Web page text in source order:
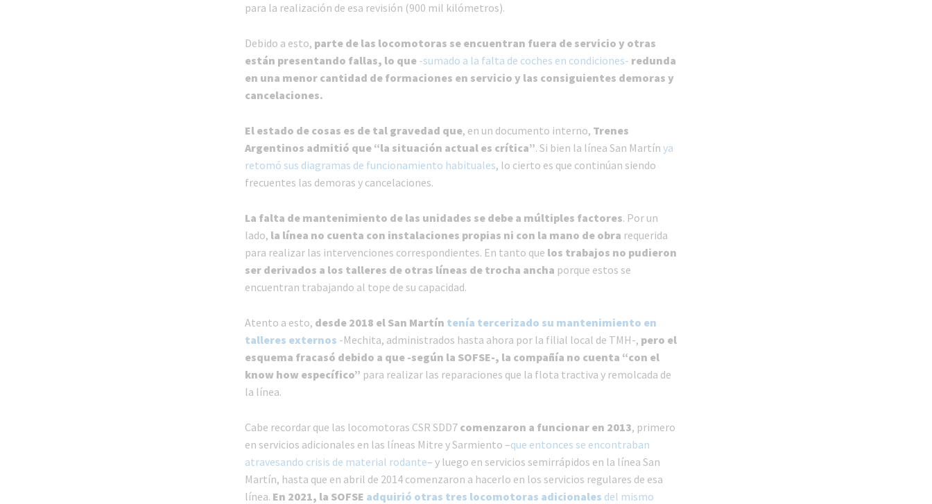
para la realización de esa revisión (900 mil kilómetros).
Debido a esto, parte de las locomotoras se encuentran fuera de servicio y otras
están presentando fallas, lo que -sumado a la falta de coches en condiciones- redunda
en una menor cantidad de formaciones en servicio y las consiguientes demoras y
cancelaciones.
El estado de cosas es de tal gravedad que, en un documento interno, Trenes
Argentinos admitió que “la situación actual es crítica”. Si bien la línea San Martín ya
retomó sus diagramas de funcionamiento habituales, lo cierto es que continúan siendo
frecuentes las demoras y cancelaciones.
La falta de mantenimiento de las unidades se debe a múltiples factores. Por un
lado, la línea no cuenta con instalaciones propias ni con la mano de obra requerida
para realizar las intervenciones correspondientes. En tanto que los trabajos no pudieron
ser derivados a los talleres de otras líneas de trocha ancha porque estos se
encuentran trabajando al tope de su capacidad.
Atento a esto, desde 2018 el San Martín tenía tercerizado su mantenimiento en
talleres externos -Mechita, administrados hasta ahora por la filial local de TMH-, pero el
esquema fracasó debido a que -según la SOFSE-, la compañía no cuenta “con el
know how específico” para realizar las reparaciones que la flota tractiva y remolcada de
la línea.
Cabe recordar que las locomotoras CSR SDD7 comenzaron a funcionar en 2013, primero
en servicios adicionales en las líneas Mitre y Sarmiento –que entonces se encontraban
atravesando crisis de material rodante– y luego en servicios semirrápidos en la línea San
Martín, hasta que en abril de 2014 comenzaron a hacerlo en los servicios regulares de esa
línea. En 2021, la SOFSE adquirió otras tres locomotoras adicionales del mismo